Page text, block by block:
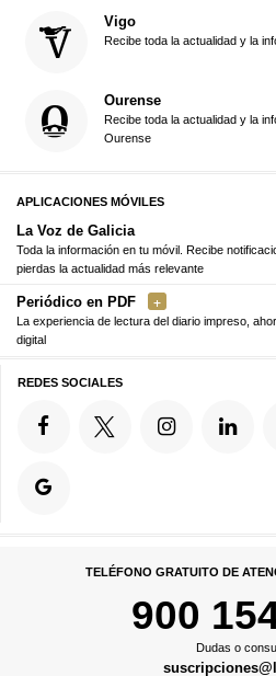
Vigo
Recibe toda la actualidad y la
Ourense
Recibe toda la actualidad y la
Ourense
APLICACIONES MÓVILES
La Voz de Galicia
Toda la información en tu móvil. Recibe
pierdas la actualidad más relevante
Periódico en PDF
La experiencia de lectura del diario impreso,
digital
REDES SOCIALES
TELÉFONO GRATUITO DE
900
Dudas o